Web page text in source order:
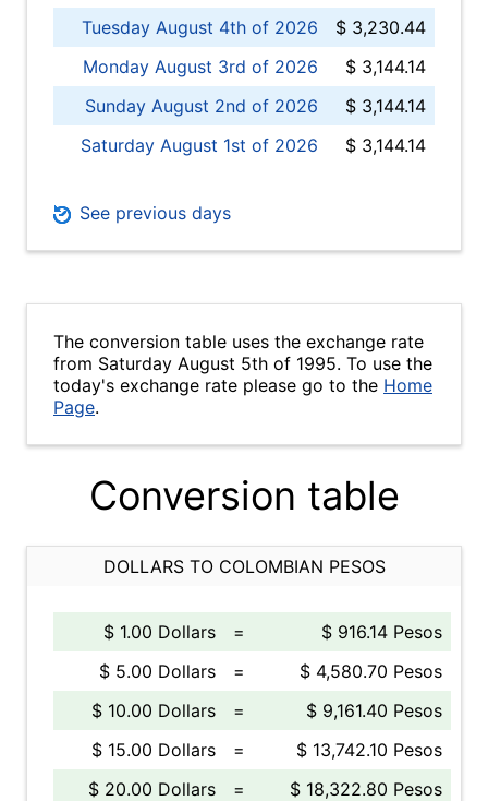
Tuesday August 4th of 2026
$ 3,230.44
Monday August 3rd of 2026
$ 3,144.14
Sunday August 2nd of 2026
$ 3,144.14
Saturday August 1st of 2026
$ 3,144.14
See previous days
The conversion table uses the exchange rate
from Saturday August 5th of 1995. To use the
today's exchange rate please go to the Home
Page.
Conversion table
DOLLARS TO COLOMBIAN PESOS
$ 1.00 Dollars =
$ 916.14 Pesos
$ 5.00 Dollars
=
$ 4,580.70 Pesos
$ 10.00 Dollars
=
$ 9,161.40 Pesos
$ 15.00 Dollars
=
$ 13,742.10 Pesos
$ 20.00 Dollars
=
$ 18,322.80 Pesos